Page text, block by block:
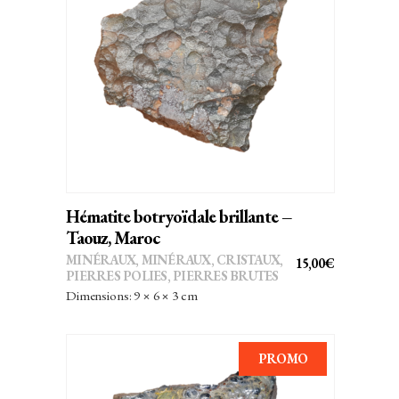
AJOUTER AU PANIER
Hématite botryoïdale brillante –
Taouz, Maroc
15,00€
MINÉRAUX, MINÉRAUX, CRISTAUX,
PIERRES POLIES, PIERRES BRUTES
Dimensions: 9 × 6 × 3 cm
PROMO